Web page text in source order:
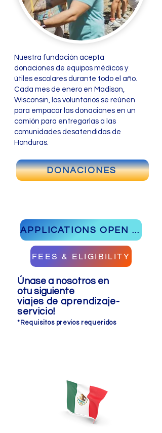
Nuestra fundación acepta
donaciones de equipos médicos y
útiles escolares durante todo el año.
Cada mes de enero en Madison,
Wisconsin, los voluntarios se reúnen
para empacar las donaciones en un
camión para entregarlas a las
comunidades desatendidas de
Honduras.
DONACIONES
APPLICATIONS OPEN 10/1/
FEES & ELIGIBILITY
Únase a nosotros en
otu siguiente
viajes de aprendizaje-
servicio!
* Requisitos previos requeridos